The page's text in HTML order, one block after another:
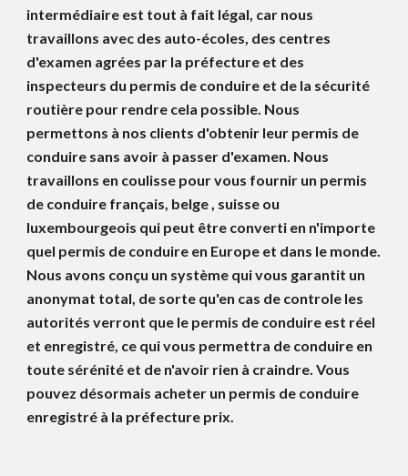
intermédiaire est tout à fait légal, car nous
travaillons avec des auto-écoles, des centres
d'examen agrées par la préfecture et des
inspecteurs du permis de conduire et de la sécurité
routière pour rendre cela possible. Nous
permettons à nos clients d'obtenir leur permis de
conduire sans avoir à passer d'examen. Nous
travaillons en coulisse pour vous fournir un permis
de conduire français, belge , suisse ou
luxembourgeois qui peut être converti en n'importe
quel permis de conduire en Europe et dans le monde.
Nous avons conçu un système qui vous garantit un
anonymat total, de sorte qu'en cas de controle les
autorités verront que le permis de conduire est réel
et enregistré, ce qui vous permettra de conduire en
toute sérénité et de n'avoir rien à craindre. Vous
pouvez désormais acheter un permis de conduire
enregistré à la préfecture prix.